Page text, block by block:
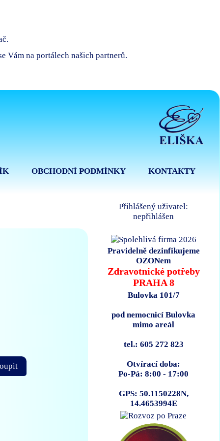
Vám na portálech našich partnerů.
KONTAKTY
OBCHODNÍ PODMÍNKY
Přihlášený uživatel:
nepřihlášen
Pravidelně dezinfikujeme
OZONem
Zdravotnické potřeby
PRAHA 8
Bulovka 101/7
pod nemocnicí Bulovka
mimo areál
tel.: 605 272 823
Otvírací doba:
Po-Pá: 8:00 - 17:00
GPS: 50.1150228N,
14.4653994E